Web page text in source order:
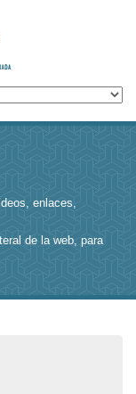
enlaces,
de la web, para